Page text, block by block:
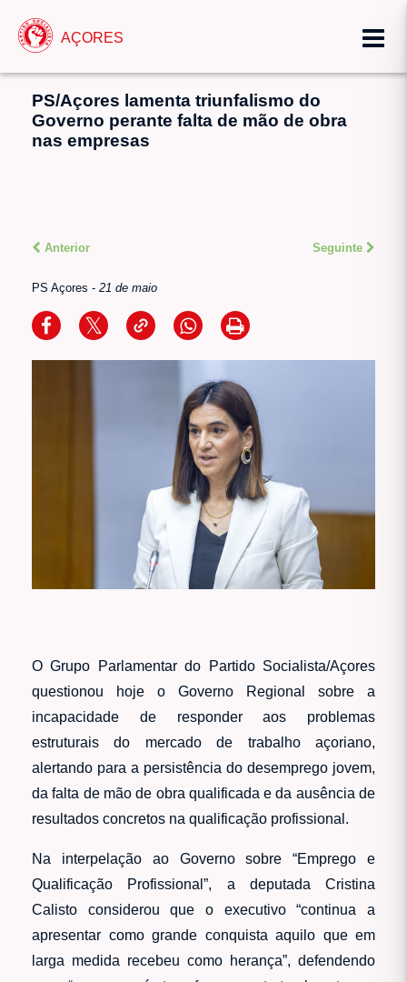
AÇORES
PS/Açores lamenta triunfalismo do
Governo perante falta de mão de obra
nas empresas
Anterior Seguinte
PS Açores - 21 de maio
O Grupo Parlamentar do Partido Socialista/Açores
questionou hoje o Governo Regional sobre a
incapacidade de responder aos problemas
estruturais do mercado de trabalho açoriano,
alertando para a persistência do desemprego jovem,
da falta de mão de obra qualificada e da ausência de
resultados concretos na qualificação profissional.
Na interpelação ao Governo sobre “Emprego e
Qualificação Profissional”, a deputada Cristina
Calisto considerou que o executivo “continua a
apresentar como grande conquista aquilo que em
larga medida recebeu como herança”, defendendo